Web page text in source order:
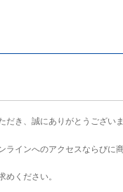
き、誠にありがとうございま
インへのアクセスならびに
めください。